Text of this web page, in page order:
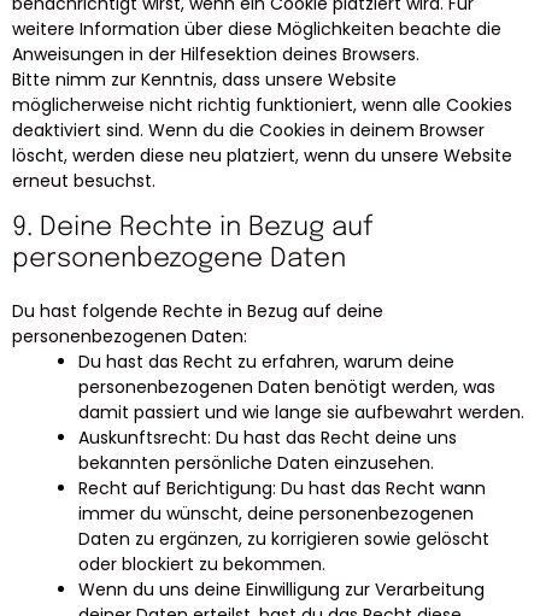
weitere Information über diese Möglichkeiten beachte die
Anweisungen in der Hilfesektion deines Browsers.
Bitte nimm zur Kenntnis, dass unsere Website
möglicherweise nicht richtig funktioniert, wenn alle Cookies
deaktiviert sind. Wenn du die Cookies in deinem Browser
löscht, werden diese neu platziert, wenn du unsere Website
erneut besuchst.
9. Deine Rechte in Bezug auf
personenbezogene Daten
Du hast folgende Rechte in Bezug auf deine
personenbezogenen Daten:
Du hast das Recht zu erfahren, warum deine
personenbezogenen Daten benötigt werden, was
damit passiert und wie lange sie aufbewahrt werden.
Auskunftsrecht: Du hast das Recht deine uns
bekannten persönliche Daten einzusehen.
Recht auf Berichtigung: Du hast das Recht wann
immer du wünscht, deine personenbezogenen
Daten zu ergänzen, zu korrigieren sowie gelöscht
oder blockiert zu bekommen.
Wenn du uns deine Einwilligung zur Verarbeitung